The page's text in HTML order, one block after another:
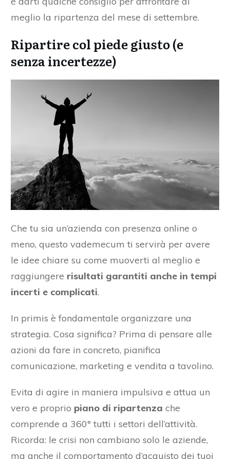
meglio la ripartenza del mese di settembre.
Ripartire col piede giusto (e
senza incertezze)
Che tu sia un’azienda con presenza online o
meno, questo vademecum ti servirà per avere
le idee chiare su come muoverti al meglio e
raggiungere risultati garantiti anche in tempi
incerti e complicati.
In primis è fondamentale organizzare una
strategia. Cosa significa? Prima di pensare alle
azioni da fare in concreto, pianifica
comunicazione, marketing e vendita a tavolino.
Evita di agire in maniera impulsiva e attua un
vero e proprio piano di ripartenza che
comprende a 360° tutti i settori dell’attività.
Ricorda: le crisi non cambiano solo le aziende,
ma anche il comportamento d’acquisto dei tuoi